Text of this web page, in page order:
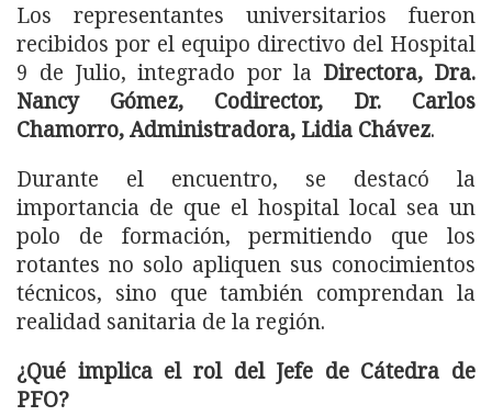
Los representantes universitarios fueron
recibidos por el equipo directivo del Hospital
9 de Julio, integrado por la Directora, Dra.
Nancy Gómez, Codirector, Dr. Carlos
Chamorro, Administradora, Lidia Chávez.
Durante el encuentro, se destacó la
importancia de que el hospital local sea un
polo de formación, permitiendo que los
rotantes no solo apliquen sus conocimientos
técnicos, sino que también comprendan la
realidad sanitaria de la región.
¿Qué implica el rol del Jefe de Cátedra de
PFO?